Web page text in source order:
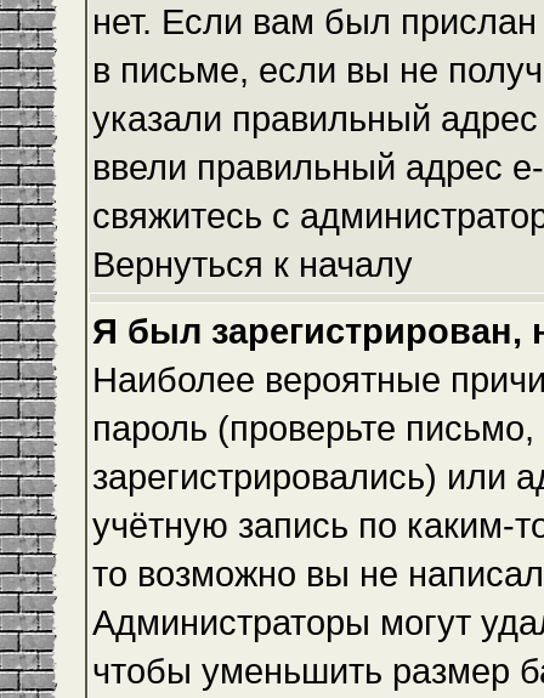
нет. Если вам был
в письме, если вы не
указали правильный
ввели правильный адрес
свяжитесь с
Вернуться к началу
Я был зарегистрирован,
Наиболее вероятные
пароль (проверьте
зарегистрировались) или
учётную запись по каким-
то возможно вы не
Администраторы могут
чтобы уменьшить размер